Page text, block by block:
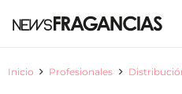
Inicio Profesionales